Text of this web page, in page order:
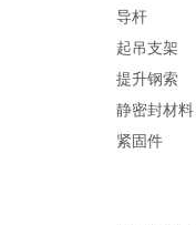
导杆
起吊支架
提升钢索
静密封材料
紧固件